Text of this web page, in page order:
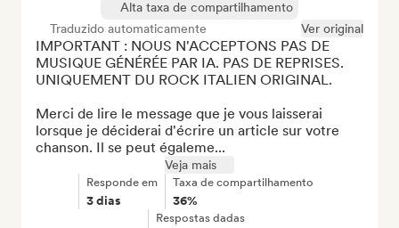
Alta taxa de compartilhamento
Traduzido automaticamente
Ver original
IMPORTANT : NOUS N'ACCEPTONS PAS DE
MUSIQUE GÉNÉRÉE PAR IA. PAS DE REPRISES.
UNIQUEMENT DU ROCK ITALIEN ORIGINAL.
Merci de lire le message que je vous laisserai
lorsque je déciderai d'écrire un article sur votre
chanson. Il se peut égaleme...
Veja mais
Responde em
3 dias
Taxa de compartilhamento
36%
Respostas dadas